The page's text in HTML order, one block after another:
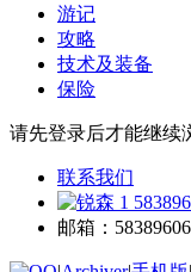
游记
攻略
技术及装备
保险
请先登录后才能继续
联系我们
邮箱：